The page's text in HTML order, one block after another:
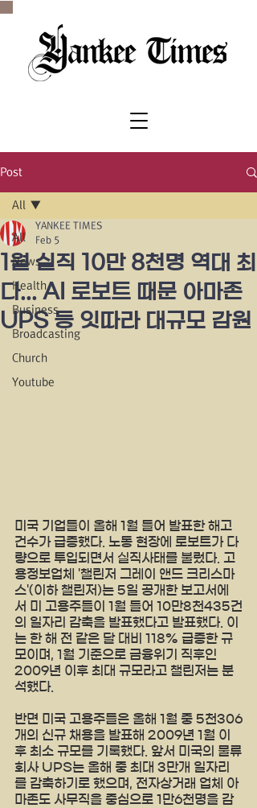
Post
All
News
Health
Business
Broadcasting
Church
Youtube
All
1월 실직 10만 8천명 역대 최
다... AI 로보트 때문 아마존
UPS 등 잇따라 대규모 감원
YANKEE TIMES
Feb 5
미국 기업들이 올해 1월 들어 발표한 해고
건수가 급증했다. 노동 현장에 로보트가 다
량으로 투입되면서 실직사태를 불렀다. 고
용정보업체 '챌린저 그레이 앤드 크리스마
스'(이하 챌린저)는 5일 공개한 보고서에
서 미 고용주들이 1월 들어 10만8천435건
의 일자리 감축을 발표했다고 발표했다. 이
는 한 해 전 같은 달 대비 118% 급증한 규
모이며, 1월 기준으로 금융위기 직후인
2009년 이후 최대 규모라고 챌린저는 분
석했다.
반면 미국 고용주들은 올해 1월 중 5천306
개의 신규 채용을 발표해 2009년 1월 이
후 최소 규모를 기록했다. 앞서 미국의 물류
회사 UPS는 올해 중 최대 3만개 일자리
를 감축하기로 했으며, 전자상거래 업체 아
마존도 사무직을 중심으로 1만6천명을 감